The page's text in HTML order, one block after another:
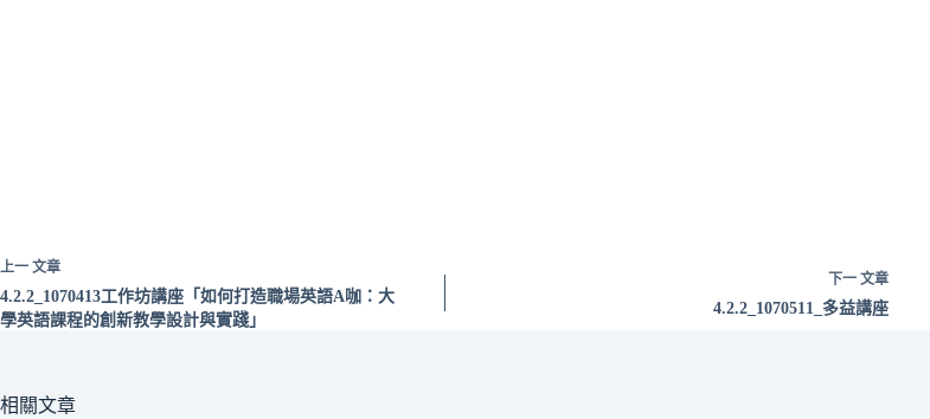
上一 文章
4.2.2_1070413工作坊講座「如何打造職場英語A咖：大
學英語課程的創新教學設計與實踐」
下一 文章
4.2.2_1070511_多益講座
相關文章